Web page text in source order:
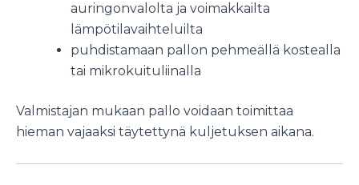
auringonvalolta ja voimakkailta
lämpötilavaihteluilta
puhdistamaan pallon pehmeällä kostealla
tai mikrokuituliinalla
Valmistajan mukaan pallo voidaan toimittaa
hieman vajaaksi täytettynä kuljetuksen aikana.